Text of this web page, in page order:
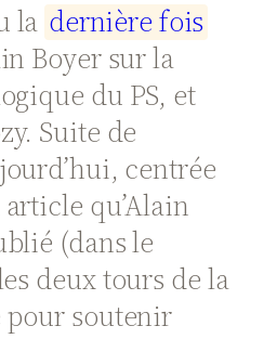
la dernièrefois
Boyer sur la
du PS, et
Suite de
centrée
qu’Alain
(dans le
deux tours de la
soutenir